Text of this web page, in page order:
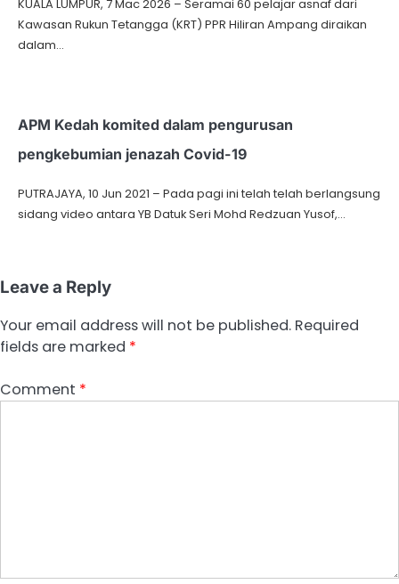
KUALA LUMPUR, 7 Mac 2026 – Seramai 60 pelajar asnaf dari
Kawasan Rukun Tetangga (KRT) PPR Hiliran Ampang diraikan
dalam…
APM Kedah komited dalam pengurusan
pengkebumian jenazah Covid-19
PUTRAJAYA, 10 Jun 2021 – Pada pagi ini telah telah berlangsung
sidang video antara YB Datuk Seri Mohd Redzuan Yusof,…
Leave a Reply
Your email address will not be published. Required
fields are marked *
Comment *